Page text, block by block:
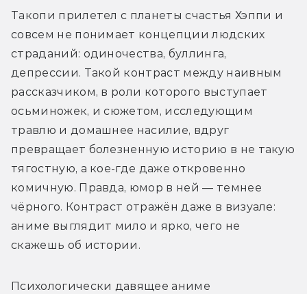
Такопи прилетел с планеты счастья Хэппи и
совсем не понимает концепции людских
страданий: одиночества, буллинга,
депрессии. Такой контраст между наивным
рассказчиком, в роли которого выступает
осьминожек, и сюжетом, исследующим
травлю и домашнее насилие, вдруг
превращает болезненную историю в не такую
тягостную, а кое-где даже откровенно
комичную. Правда, юмор в ней — темнее
чёрного. Контраст отражён даже в визуале:
аниме выглядит мило и ярко, чего не
скажешь об истории.
Психологически давящее аниме